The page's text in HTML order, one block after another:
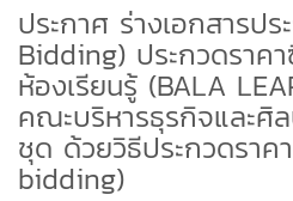
ประกาศ ร่างเอกสารป
Bidding) ประกวดรา
ห้องเรียนรู้ (BALA
คณะบริหารธุรกิจและศิ
ชุด ด้วยวิธีประกวดรา
bidding)